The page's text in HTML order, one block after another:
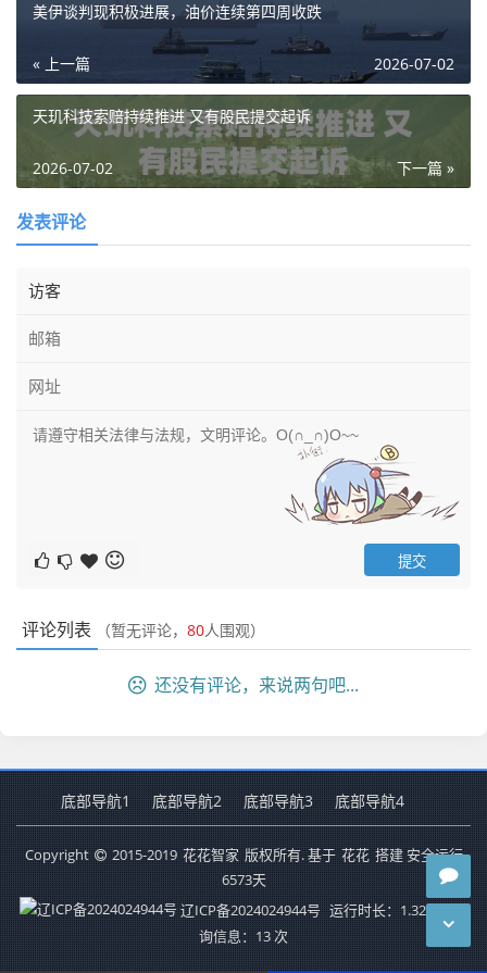
美伊谈判现积极进展，油价连续第四周收跌
« 上一篇 2026-07-02
天玑科技索赔持续推进 又有股民提交起诉
下一篇 »
2026-07-02
发表评论
评论列表 （暂无评论， 80人围观）
还没有评论，来说两句吧...
底部导航1 底部导航2 底部导航3 底部导航4
Copyright 2015-2019 花花智家 版权所有. 基于 花花 搭建 安全运行
6573天
辽ICP备2024024944号 运行时长：1.329秒 查
询信息：13 次